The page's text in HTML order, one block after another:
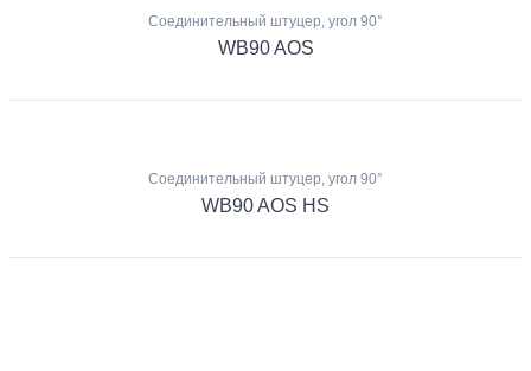
Соединительный штуцер, угол 90°
WB90 AOS
Соединительный штуцер, угол 90°
WB90 AOS HS